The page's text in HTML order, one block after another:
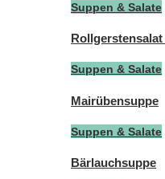
Suppen & Salate
Suppen & Salate
Mairübensuppe
Suppen & Salate
Bärlauchsuppe